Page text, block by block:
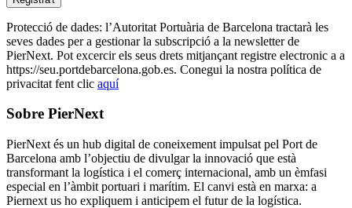
Protecció de dades: l’Autoritat Portuària de Barcelona tractarà les
seves dades per a gestionar la subscripció a la newsletter de
PierNext. Pot excercir els seus drets mitjançant registre electronic a a
https://seu.portdebarcelona.gob.es. Conegui la nostra política de
privacitat fent clic aquí
Sobre PierNext
PierNext és un hub digital de coneixement impulsat pel Port de
Barcelona amb l’objectiu de divulgar la innovació que està
transformant la logística i el comerç internacional, amb un èmfasi
especial en l’àmbit portuari i marítim. El canvi està en marxa: a
Piernext us ho expliquem i anticipem el futur de la logística.